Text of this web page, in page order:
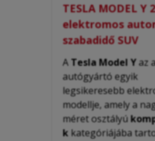
TESLA MODEL Y
elektromos
szabadidő SUV
ATesla Model Yaz
autógyártó egyik
legsikeresebb
modellje, amely a
méret osztályú
k kategóriájába